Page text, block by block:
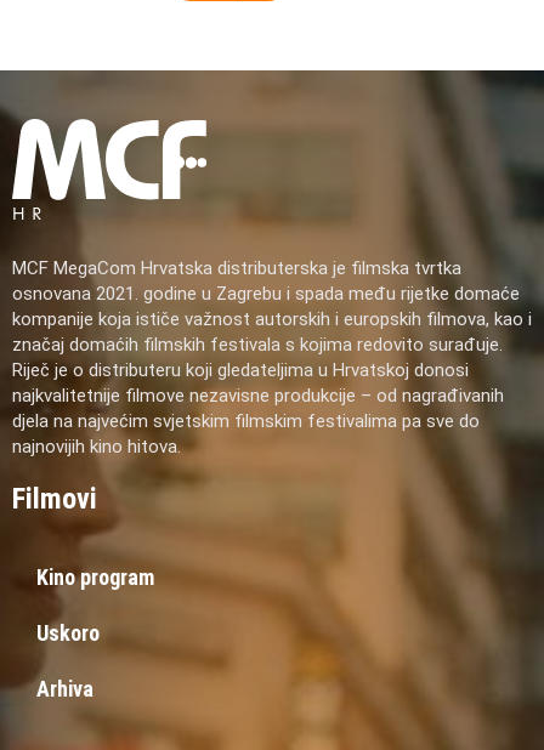
MCF MegaCom Hrvatska distributerska je filmska tvrtka
osnovana 2021. godine u Zagrebu i spada među rijetke domaće
kompanije koja ističe važnost autorskih i europskih filmova, kao i
značaj domaćih filmskih festivala s kojima redovito surađuje.
Riječ je o distributeru koji gledateljima u Hrvatskoj donosi
najkvalitetnije filmove nezavisne produkcije – od nagrađivanih
djela na najvećim svjetskim filmskim festivalima pa sve do
najnovijih kino hitova.
Filmovi
Kino program
Uskoro
Arhiva